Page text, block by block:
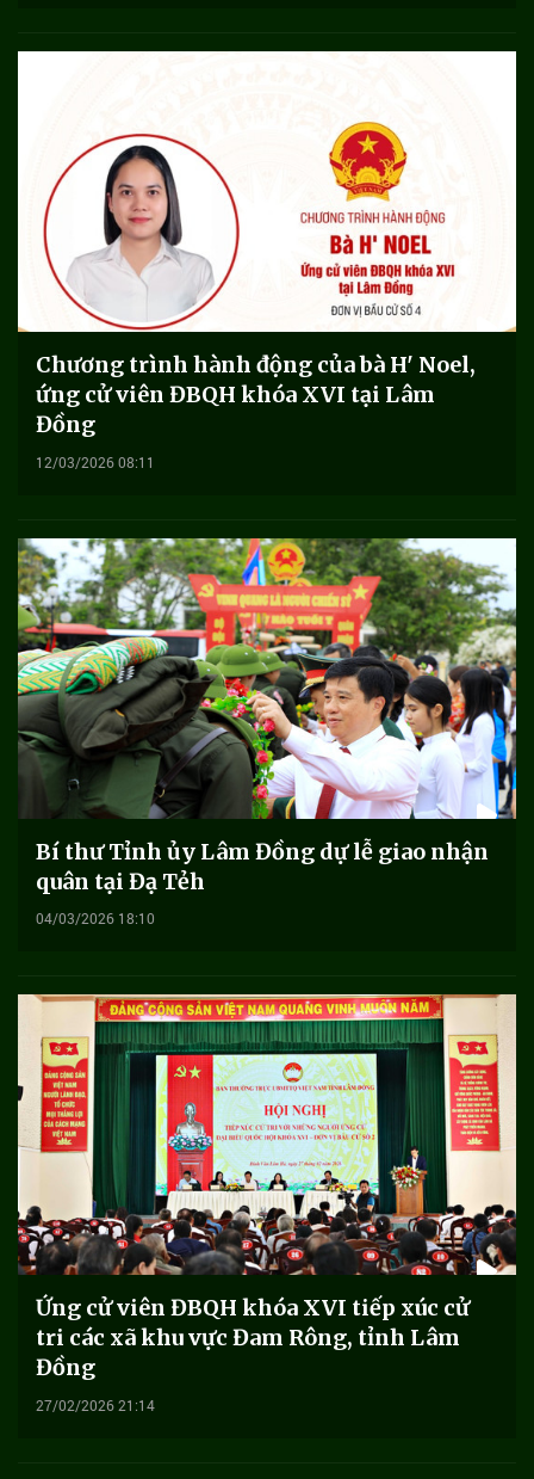
Chương trình hành động của bà H' Noel,
ứng cử viên ĐBQH khóa XVI tại Lâm
Đồng
12/03/2026 08:11
Bí thư Tỉnh ủy Lâm Đồng dự lễ giao nhận
quân tại Đạ Tẻh
04/03/2026 18:10
Ứng cử viên ĐBQH khóa XVI tiếp xúc cử
tri các xã khu vực Đam Rông, tỉnh Lâm
Đồng
27/02/2026 21:14